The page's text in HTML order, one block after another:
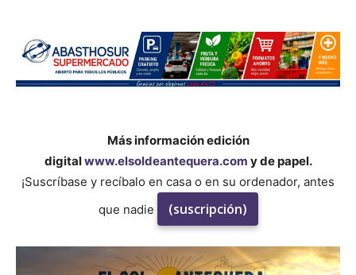
Más información edición
digitalwww.elsoldeantequera.com y de papel.
¡Suscríbase y recíbalo en casa o en su ordenador, antes
que nadie
(suscripción)